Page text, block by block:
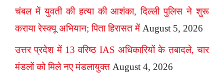
चंबल में युवती की हत्या की आशंका, दिल्ली पुलिस ने शुरू
कराया रेस्क्यू अभियान; पिता हिरासत में August 5, 2026
उत्तर प्रदेश में 13 वरिष्ठ IAS अधिकारियों के तबादले, चार
मंडलों को मिले नए मंडलायुक्त August 4, 2026